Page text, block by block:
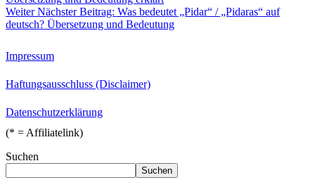
Weiter Nächster Beitrag: Was bedeutet „Pidar“ / „Pidaras“ auf
deutsch? Übersetzung und Bedeutung
Impressum
Haftungsausschluss (Disclaimer)
Datenschutzerklärung
(* = Affiliatelink)
Suchen
Suchen